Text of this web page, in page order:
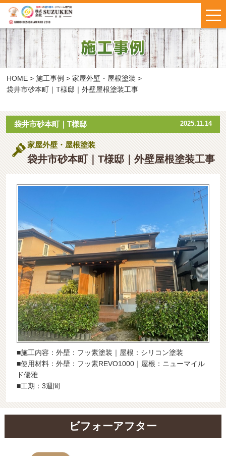
鈴建ブログ
新着情報
W保証について
会社概要
はじめての方へ
施工事例
お客様の声
LINEで気軽に
最新施工事例
公開中
プライバシーポリシー
HOME > 施工事例 > 家屋外壁・屋根塗装 >
袋井市砂本町｜T様邸｜外壁屋根塗装工事
袋井市砂本町｜T様邸 2025.11.14
家屋外壁・屋根塗装
袋井市砂本町｜T様邸｜外壁屋根塗装工事
■施工内容：外壁：フッ素塗装｜屋根：シリコン塗装
■使用材料：外壁：フッ素REVO1000｜屋根：ニューマイル
ド優雅
■工期：3週間
ビフォーアフター